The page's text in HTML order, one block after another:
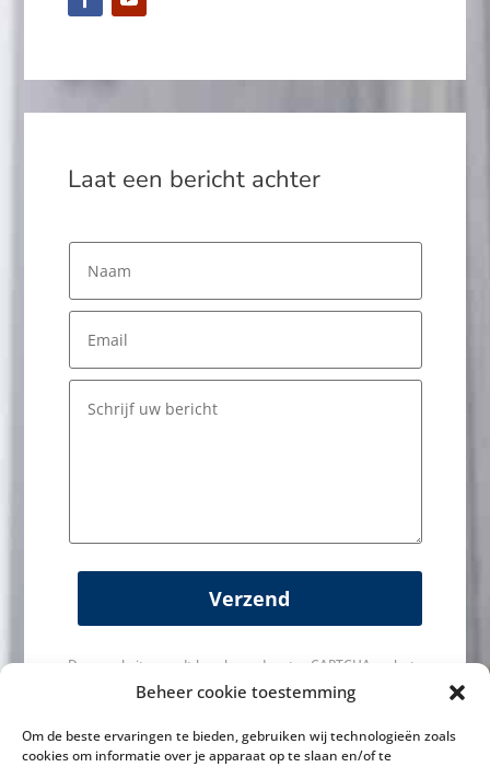
Beheer cookie toestemming
Om de beste ervaringen te bieden, gebruiken wij technologieën zoals
cookies om informatie over je apparaat op te slaan en/of te
Laat een bericht achter
Verzend
Deze website wordt beschermd met reCAPTCHA en het
van toepassing.